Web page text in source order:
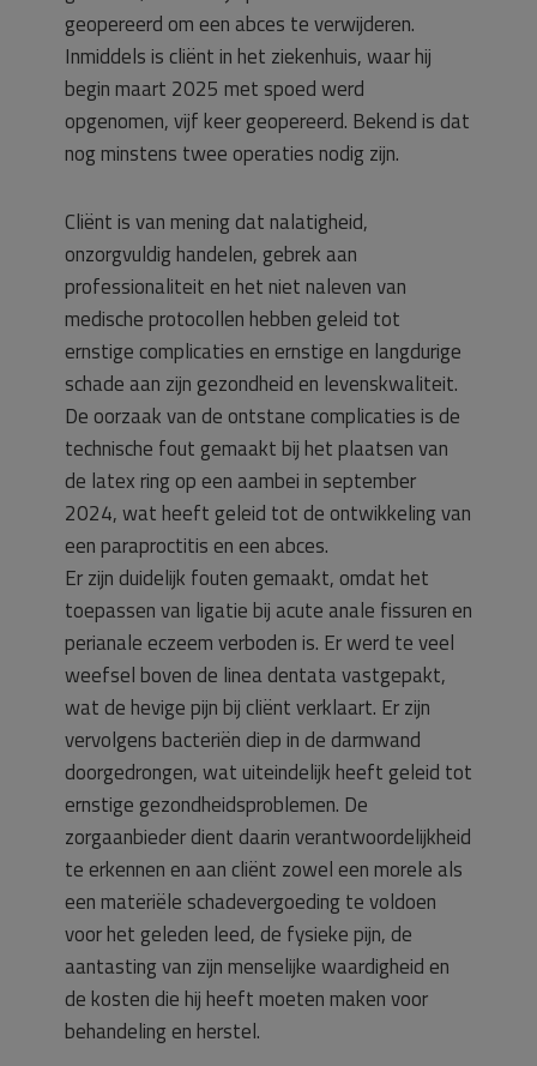
geopereerd om een abces te verwijderen.
Inmiddels is cliënt in het ziekenhuis, waar hij
begin maart 2025 met spoed werd
opgenomen, vijf keer geopereerd. Bekend is dat
nog minstens twee operaties nodig zijn.
Cliënt is van mening dat nalatigheid,
onzorgvuldig handelen, gebrek aan
professionaliteit en het niet naleven van
medische protocollen hebben geleid tot
ernstige complicaties en ernstige en langdurige
schade aan zijn gezondheid en levenskwaliteit.
De oorzaak van de ontstane complicaties is de
technische fout gemaakt bij het plaatsen van
de latex ring op een aambei in september
2024, wat heeft geleid tot de ontwikkeling van
een paraproctitis en een abces.
Er zijn duidelijk fouten gemaakt, omdat het
toepassen van ligatie bij acute anale fissuren en
perianale eczeem verboden is. Er werd te veel
weefsel boven de linea dentata vastgepakt,
wat de hevige pijn bij cliënt verklaart. Er zijn
vervolgens bacteriën diep in de darmwand
doorgedrongen, wat uiteindelijk heeft geleid tot
ernstige gezondheidsproblemen. De
zorgaanbieder dient daarin verantwoordelijkheid
te erkennen en aan cliënt zowel een morele als
een materiële schadevergoeding te voldoen
voor het geleden leed, de fysieke pijn, de
aantasting van zijn menselijke waardigheid en
de kosten die hij heeft moeten maken voor
behandeling en herstel.